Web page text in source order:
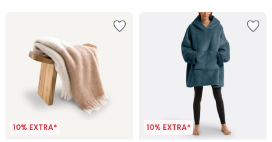
10% EXTRA* 10% EXTRA*